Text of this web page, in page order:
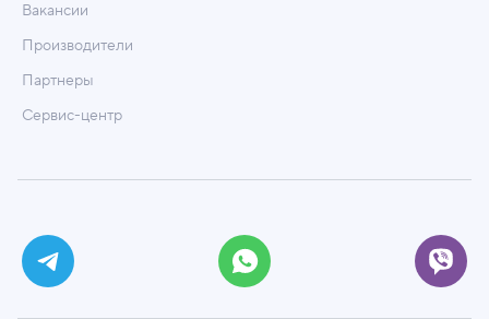
Вакансии
Производители
Партнеры
Сервис-центр